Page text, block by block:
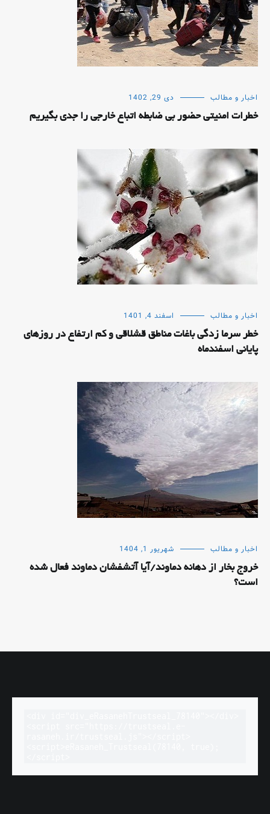
اخبار و مطالب دی 29, 1402
خطرات امنیتی حضور بی ضابطه اتباع خارجی را جدی بگیریم
اخبار و مطالب اسفند 4, 1401
خطر سرما زدگی باغات مناطق قشلاقی و کم ارتفاع در روزهای
پایانی اسفندماه
اخبار و مطالب شهریور 1, 1404
خروج بخار از دهانه دماوند/آیا آتشفشان دماوند فعال شده
است؟